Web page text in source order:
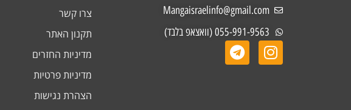
Mangaisraelinfo@gmail.com
055-991-9563 (וואצאפ בלבד)
צרו קשר
תקנון האתר
מדיניות החזרים
מדיניות פרטיות
הצהרת נגישות